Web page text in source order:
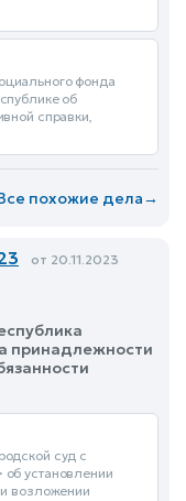
фонда
об
справки,
похожие дела→
от 20.11.2023
принадлежности
суд с
установлении
возложении